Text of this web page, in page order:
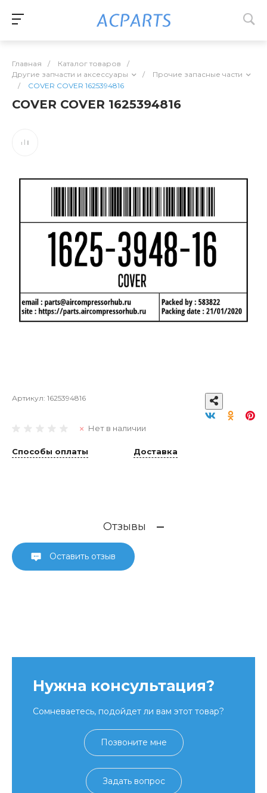
Главная / Каталог товаров
/
Другие запчасти и аксессуары
/
Прочие запасные части
/
COVER COVER 1625394816
COVER COVER 1625394816
Артикул: 1625394816
Нет в наличии
Способы оплаты Доставка
Отзывы
Оставить отзыв
Нужна консультация?
Сомневаетесь, подойдет ли вам этот товар?
Позвоните мне
Задать вопрос